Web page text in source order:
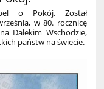
o Pokój. Został
w 80. rocznicę
Dalekim Wschodzie,
państw na świecie.